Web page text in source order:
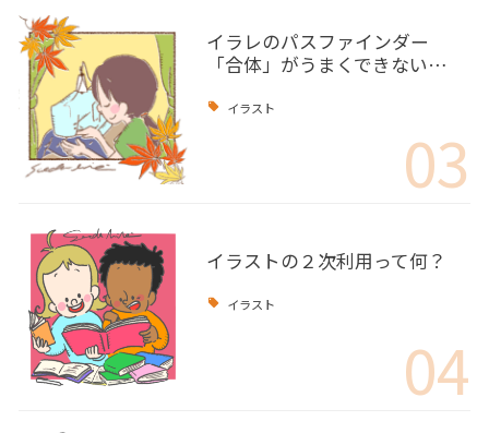
イラレのパスファインダー
「合体」がうまくできない…
イラスト
03
イラストの２次利用って何？
イラスト
04